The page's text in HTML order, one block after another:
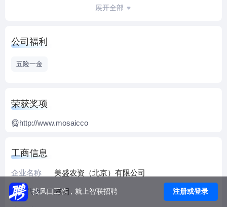
界领先的作物营养公司”这一愿景而努力。
业公民”；2013年，美盛荣登埃塞斯菲尔学院的“世界最具道德
公司、云南三环中化美盛化肥有限公司、美盛化肥（香港）
有限公司。
了解更多信息请登录
展开全部
公司福利
五险一金
荣获奖项
http://www.mosaicco
工商信息
企业名称 美盛农资（北京）有限公司
法人代表 陈明
找风口工作，就上智联招聘 注册或登录